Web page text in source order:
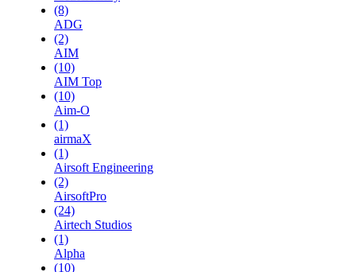
(8)
ADG
(2)
AIM
(10)
AIM Top
(10)
Aim-O
(1)
airmaX
(1)
Airsoft Engineering
(2)
AirsoftPro
(24)
Airtech Studios
(1)
Alpha
(10)